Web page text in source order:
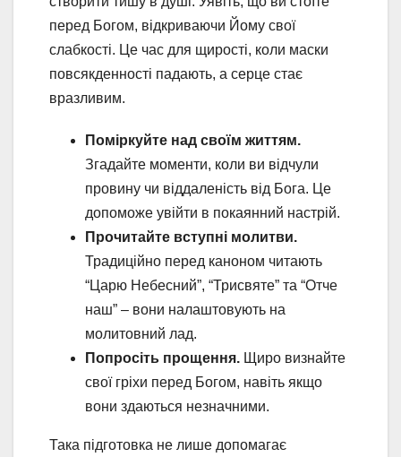
перед Богом, відкриваючи Йому свої
слабкості. Це час для щирості, коли маски
повсякденності падають, а серце стає
вразливим.
Поміркуйте над своїм життям.
Згадайте моменти, коли ви відчули
провину чи віддаленість від Бога. Це
допоможе увійти в покаянний настрій.
Прочитайте вступні молитви.
Традиційно перед каноном читають
“Царю Небесний”, “Трисвяте” та “Отче
наш” – вони налаштовують на
молитовний лад.
Попросіть прощення. Щиро визнайте
свої гріхи перед Богом, навіть якщо
вони здаються незначними.
Така підготовка не лише допомагає